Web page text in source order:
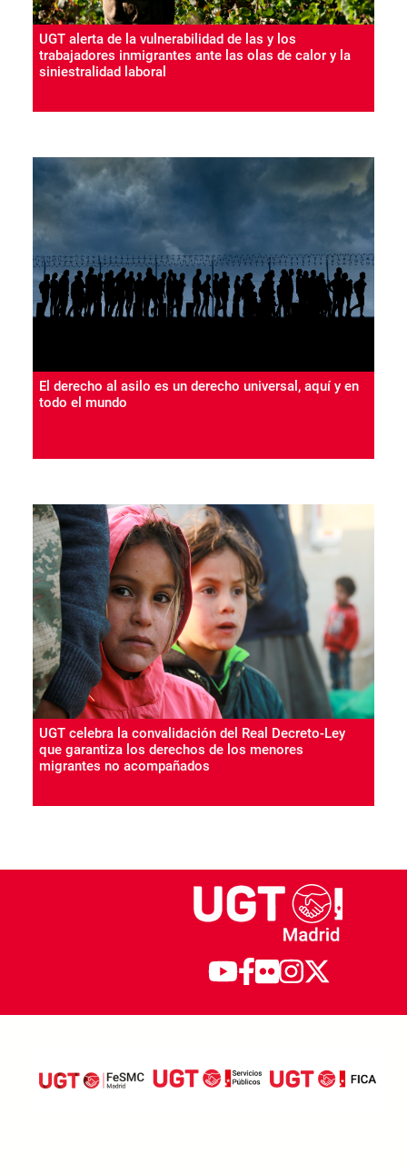
UGT alerta de la vulnerabilidad de las y los
trabajadores inmigrantes ante las olas de calor y la
siniestralidad laboral
El derecho al asilo es un derecho universal, aquí y en
todo el mundo
UGT celebra la convalidación del Real Decreto-Ley
que garantiza los derechos de los menores
migrantes no acompañados